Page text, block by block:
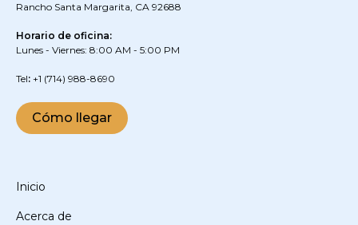
Rancho Santa Margarita, CA 92688
Horario de oficina:
Lunes - Viernes: 8:00 AM - 5:00 PM
‍Tel: +1 (714) 988-8690
Cómo llegar
Inicio
Acerca de